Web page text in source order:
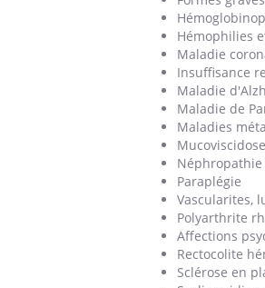
Hémophilies
Maladie
Insuffisance
Maladie
Maladie de
Maladies
Mucoviscidose
Paraplégie
Vascularites,
Polyarthrite
Affections
Rectocolite
Sclérose en
défis, mais ...